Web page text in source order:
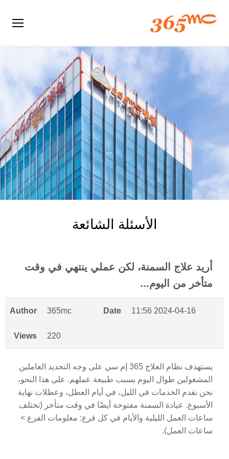
الأسئلة الشائعة
أريد علاج السمنة، لكن عملي ينتهي في وقت
متأخر من اليوم...
Author 365mc Date 2024-04-16 11:56
Views 220
يستهدف نظام العلاج 365 إم سي على وجه التحديد العاملين
المشغولين طوال اليوم بسبب طبيعة عملهم. على هذا النحو،
نحن نقدم الخدمات في الليل، في أيام العطل، وعطلات نهاية
الأسبوع. عيادة السمنة مفتوحة أيضًا في وقت متأخر (تختلف
ساعات العمل الليلية والأيام في كل فرع: معلومات الفرع >
ساعات العمل).